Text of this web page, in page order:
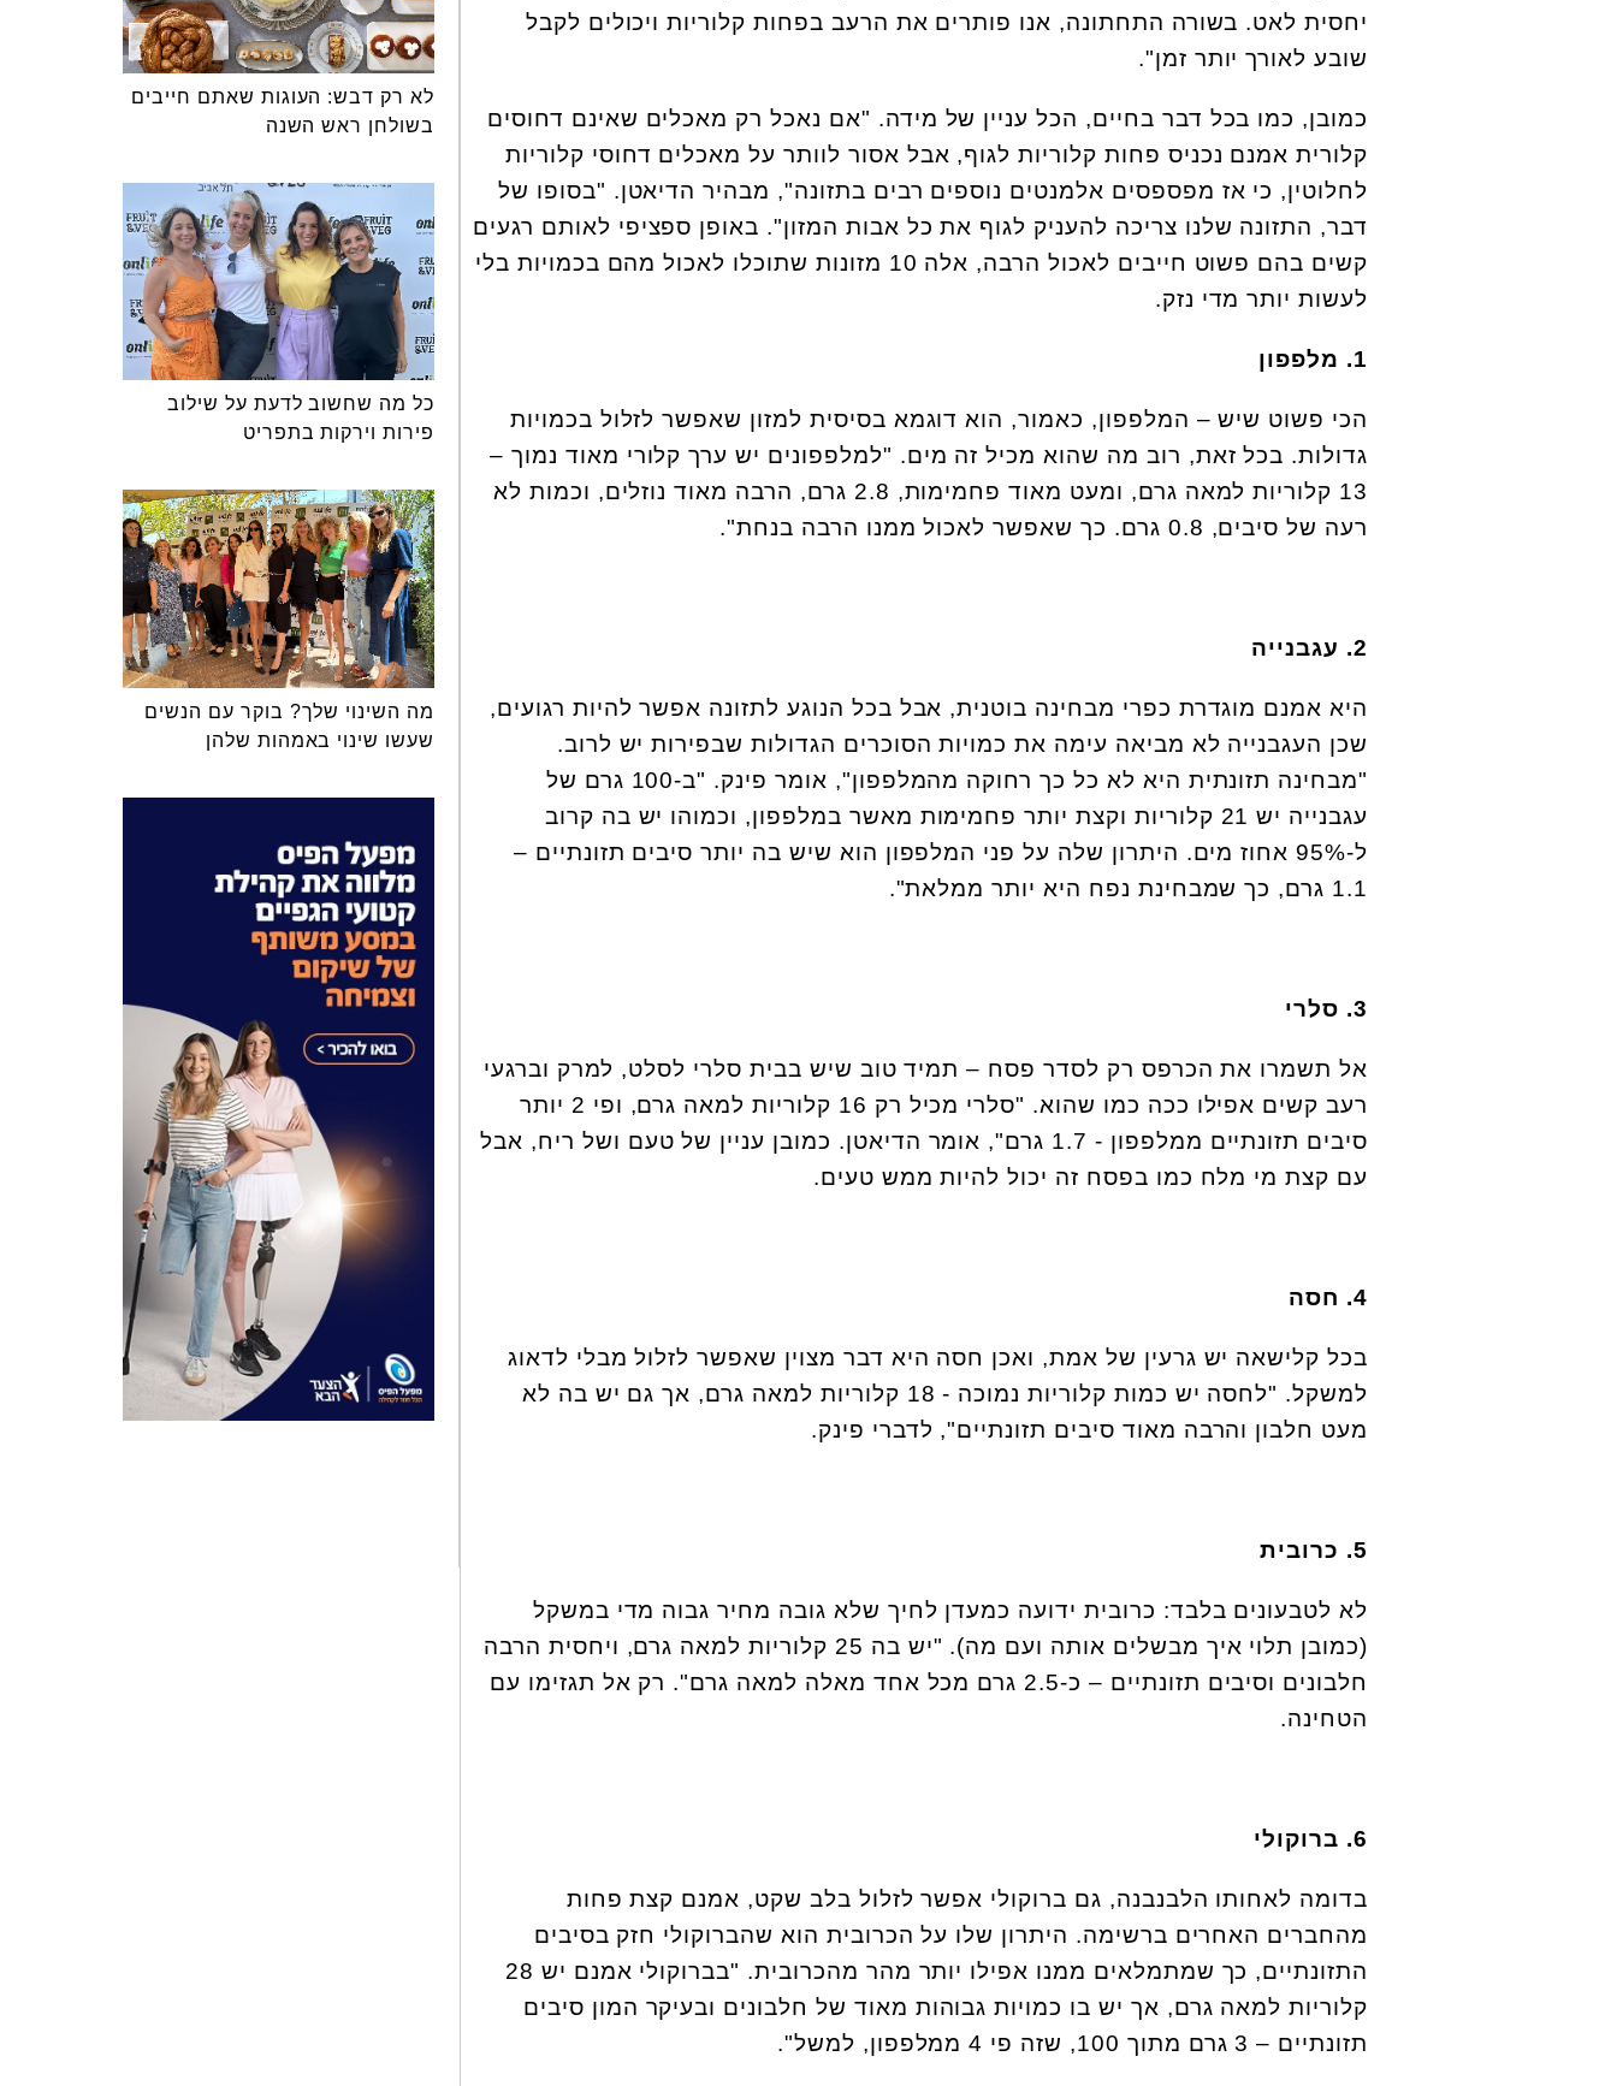
יחסית לאט. בשורה התחתונה, אנו פותרים את הרעב בפחות קלוריות ויכולים לקבל
שובע לאורך יותר זמן".
כמובן, כמו בכל דבר בחיים, הכל עניין של מידה. "אם נאכל רק מאכלים שאינם דחוסים
קלורית אמנם נכניס פחות קלוריות לגוף, אבל אסור לוותר על מאכלים דחוסי קלוריות
לחלוטין, כי אז מפספסים אלמנטים נוספים רבים בתזונה", מבהיר הדיאטן. "בסופו של
דבר, התזונה שלנו צריכה להעניק לגוף את כל אבות המזון". באופן ספציפי לאותם רגעים
קשים בהם פשוט חייבים לאכול הרבה, אלה 10 מזונות שתוכלו לאכול מהם בכמויות בלי
לעשות יותר מדי נזק.
1. מלפפון
הכי פשוט שיש – המלפפון, כאמור, הוא דוגמא בסיסית למזון שאפשר לזלול בכמויות
גדולות. בכל זאת, רוב מה שהוא מכיל זה מים. "למלפפונים יש ערך קלורי מאוד נמוך –
13 קלוריות למאה גרם, ומעט מאוד פחמימות, 2.8 גרם, הרבה מאוד נוזלים, וכמות לא
רעה של סיבים, 0.8 גרם. כך שאפשר לאכול ממנו הרבה בנחת".
2. עגבנייה
היא אמנם מוגדרת כפרי מבחינה בוטנית, אבל בכל הנוגע לתזונה אפשר להיות רגועים,
שכן העגבנייה לא מביאה עימה את כמויות הסוכרים הגדולות שבפירות יש לרוב.
"מבחינה תזונתית היא לא כל כך רחוקה מהמלפפון", אומר פינק. "ב-100 גרם של
עגבנייה יש 21 קלוריות וקצת יותר פחמימות מאשר במלפפון, וכמוהו יש בה קרוב
ל-95% אחוז מים. היתרון שלה על פני המלפפון הוא שיש בה יותר סיבים תזונתיים –
1.1 גרם, כך שמבחינת נפח היא יותר ממלאת".
3. סלרי
אל תשמרו את הכרפס רק לסדר פסח – תמיד טוב שיש בבית סלרי לסלט, למרק וברגעי
רעב קשים אפילו ככה כמו שהוא. "סלרי מכיל רק 16 קלוריות למאה גרם, ופי 2 יותר
סיבים תזונתיים ממלפפון - 1.7 גרם", אומר הדיאטן. כמובן עניין של טעם ושל ריח, אבל
עם קצת מי מלח כמו בפסח זה יכול להיות ממש טעים.
4. חסה
בכל קלישאה יש גרעין של אמת, ואכן חסה היא דבר מצוין שאפשר לזלול מבלי לדאוג
למשקל. "לחסה יש כמות קלוריות נמוכה - 18 קלוריות למאה גרם, אך גם יש בה לא
מעט חלבון והרבה מאוד סיבים תזונתיים", לדברי פינק.
5. כרובית
לא לטבעונים בלבד: כרובית ידועה כמעדן לחיך שלא גובה מחיר גבוה מדי במשקל
(כמובן תלוי איך מבשלים אותה ועם מה). "יש בה 25 קלוריות למאה גרם, ויחסית הרבה
חלבונים וסיבים תזונתיים – כ-2.5 גרם מכל אחד מאלה למאה גרם". רק אל תגזימו עם
הטחינה.
6. ברוקולי
בדומה לאחותו הלבנבנה, גם ברוקולי אפשר לזלול בלב שקט, אמנם קצת פחות
מהחברים האחרים ברשימה. היתרון שלו על הכרובית הוא שהברוקולי חזק בסיבים
התזונתיים, כך שמתמלאים ממנו אפילו יותר מהר מהכרובית. "בברוקולי אמנם יש 28
קלוריות למאה גרם, אך יש בו כמויות גבוהות מאוד של חלבונים ובעיקר המון סיבים
תזונתיים – 3 גרם מתוך 100, שזה פי 4 ממלפפון, למשל".
לא רק דבש: העוגות שאתם חייבים
בשולחן ראש השנה
כל מה שחשוב לדעת על שילוב
פירות וירקות בתפריט
מה השינוי שלך? בוקר עם הנשים
שעשו שינוי באמהות שלהן